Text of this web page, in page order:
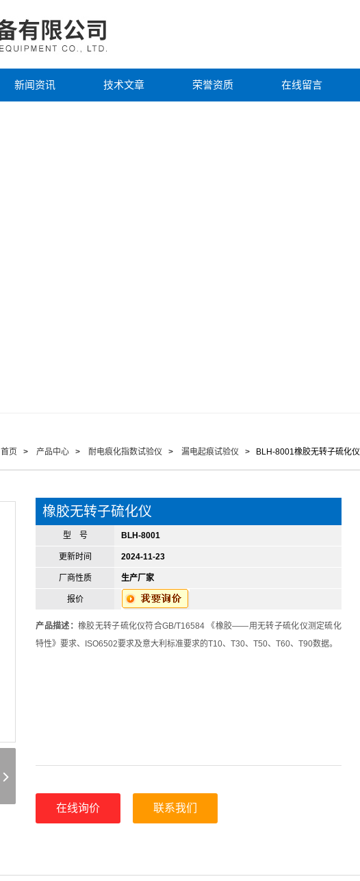
新闻资讯 技术文章 荣誉资质 在线留言
首页 > 产品中心 > 耐电痕化指数试验仪 > 漏电起痕试验仪 > BLH-8001橡胶无转子硫化仪
橡胶无转子硫化仪
型 号 BLH-8001
更新时间 2024-11-23
厂商性质 生产厂家
报价
产品描述： 橡胶无转子硫化仪符合GB/T16584 《橡胶——用无转子硫化仪测定硫化
特性》要求、ISO6502要求及意大利标准要求的T10、T30、T50、T60、T90数据。
在线询价 联系我们